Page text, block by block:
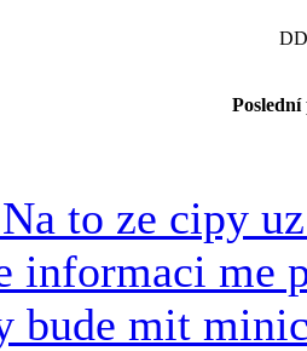
to ze cipy
informaci me
bude mit